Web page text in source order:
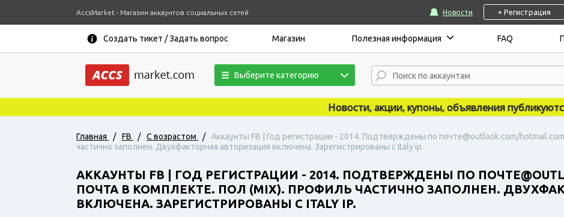
AccsMarket - Магазин аккаунтов социальных сетей Новости + Регистрация
Создать тикет / Задать вопрос Магазин Полезная информация FAQ
Выберите категорию
Новости, акции, купоны, объявления публикуются
Главная / FB / С возрастом /
Аккаунты FB | Год регистрации - 2014. Подтверждены по почте@outlook.com/
частично заполнен. Двухфакторная авторизация включена. Зарегистрированы с Italy ip.
АККАУНТЫ FB | ГОД РЕГИСТРАЦИИ - 2014. ПОДТВЕРЖДЕНЫ ПО
ПОЧТА В КОМПЛЕКТЕ. ПОЛ (MIX). ПРОФИЛЬ ЧАСТИЧНО ЗАПОЛНЕН.
ВКЛЮЧЕНА. ЗАРЕГИСТРИРОВАНЫ С ITALY IP.